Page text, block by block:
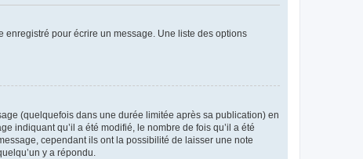
enregistré pour écrire un message. Une liste des options
(quelquefois dans une durée limitée après sa publication) en
indiquant qu’il a été modifié, le nombre de fois qu’il a été
cependant ils ont la possibilité de laisser une note
y a répondu.